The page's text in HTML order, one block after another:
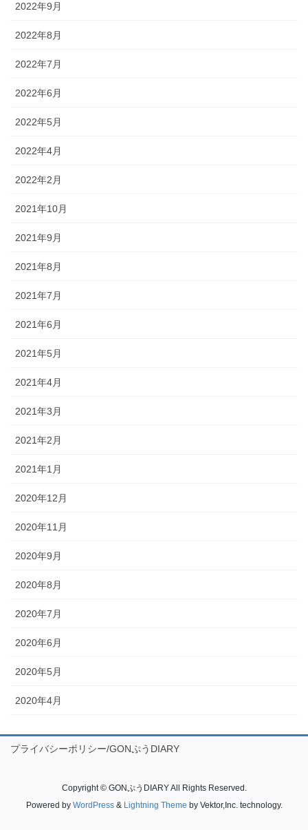
2022年9月
2022年8月
2022年7月
2022年6月
2022年5月
2022年4月
2022年2月
2021年10月
2021年9月
2021年8月
2021年7月
2021年6月
2021年5月
2021年4月
2021年3月
2021年2月
2021年1月
2020年12月
2020年11月
2020年9月
2020年8月
2020年7月
2020年6月
2020年5月
2020年4月
プライバシーポリシー/GONぷうDIARY
Copyright © GONぷうDIARY All Rights Reserved.
Powered by WordPress& Lightning Theme by Vektor,Inc. technology.